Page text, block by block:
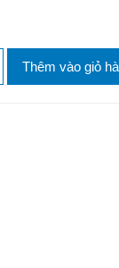
Thêm vào giỏ